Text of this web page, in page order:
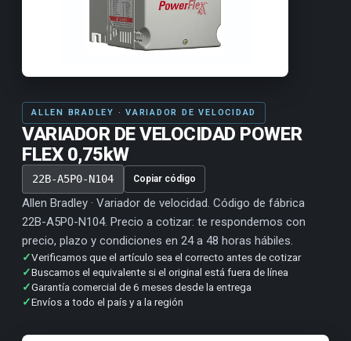
ALLEN BRADLEY · VARIADOR DE VELOCIDAD
VARIADOR DE VELOCIDAD POWER
FLEX 0,75kW
22B-A5P0-N104 Copiar código
Allen Bradley · Variador de velocidad. Código de fábrica
22B-A5P0-N104. Precio a cotizar: te respondemos con
precio, plazo y condiciones en 24 a 48 horas hábiles.
✓Verificamos que el artículo sea el correcto antes de cotizar
✓Buscamos el equivalente si el original está fuera de línea
✓Garantía comercial de 6 meses desde la entrega
✓Envíos a todo el país y a la región